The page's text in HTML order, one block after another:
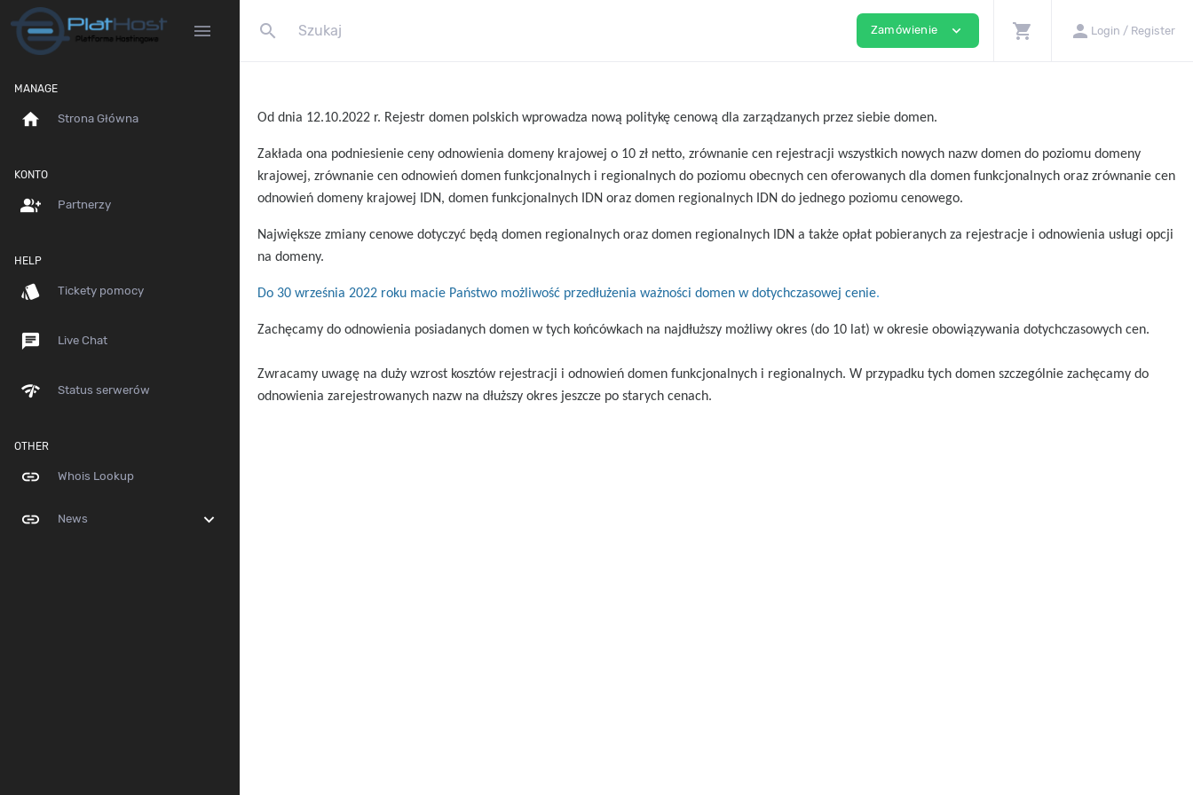
menu search Zamówienie expand_more shopping_cart person Login / Register
MANAGE
home Strona Główna
KONTO
group_add Partnerzy
HELP
style Tickety pomocy
chat Live Chat
network_check Status serwerów
OTHER
link Whois Lookup
link News expand_more
Od dnia 12.10.2022 r. Rejestr domen polskich wprowadza nową politykę cenową dla zarządzanych przez siebie domen.
Zakłada ona podniesienie ceny odnowienia domeny krajowej o 10 zł netto, zrównanie cen rejestracji wszystkich nowych nazw domen do poziomu domeny
krajowej, zrównanie cen odnowień domen funkcjonalnych i regionalnych do poziomu obecnych cen oferowanych dla domen funkcjonalnych oraz zrównanie cen
odnowień domeny krajowej IDN, domen funkcjonalnych IDN oraz domen regionalnych IDN do jednego poziomu cenowego.
Największe zmiany cenowe dotyczyć będą domen regionalnych oraz domen regionalnych IDN a także opłat pobieranych za rejestracje i odnowienia usługi opcji
na domeny.
Do 30 września 2022 roku macie Państwo możliwość przedłużenia ważności domen w dotychczasowej cenie.
Zachęcamy do odnowienia posiadanych domen w tych końcówkach na najdłuższy możliwy okres (do 10 lat) w okresie obowiązywania dotychczasowych cen.
Zwracamy uwagę na duży wzrost kosztów rejestracji i odnowień domen funkcjonalnych i regionalnych. W przypadku tych domen szczególnie zachęcamy do
odnowienia zarejestrowanych nazw na dłuższy okres jeszcze po starych cenach.